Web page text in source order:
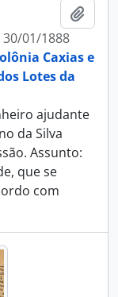
30/01/1888
Caxias e
Lotes da
ajudante
da Silva
Assunto:
que se
com